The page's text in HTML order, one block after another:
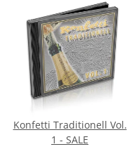
Konfetti Traditionell Vol.
1 - SALE